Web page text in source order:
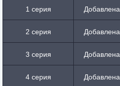
1 серия Добавлена
2 серия Добавлена
3 серия Добавлена
4 серия Добавлена